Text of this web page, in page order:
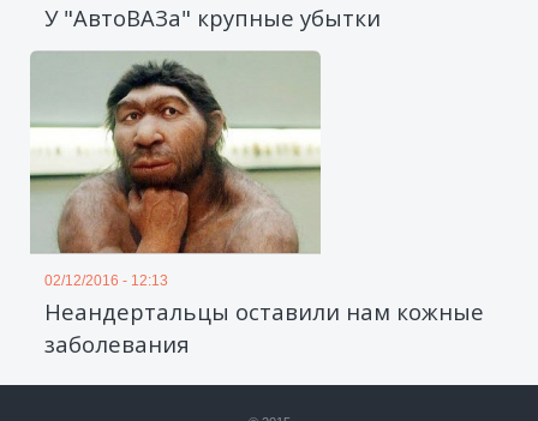
У "АвтоВАЗа" крупные убытки
02/12/2016 - 12:13
Неандертальцы оставили нам кожные
заболевания